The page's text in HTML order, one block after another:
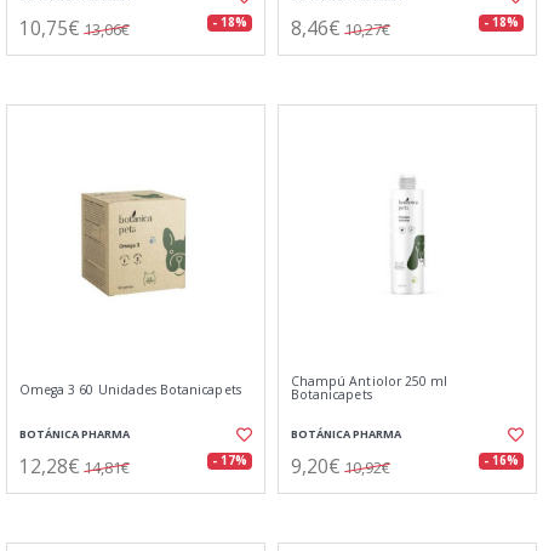
10,75€ 13,06€ - 18% 8,46€ 10,27€ - 18%
Omega 3 60 Unidades Botanicapets
BOTÁNICA PHARMA
12,28€ 14,81€ - 17%
Champú Antiolor 250 ml
Botanicapets
BOTÁNICA PHARMA
9,20€ 10,92€ - 16%